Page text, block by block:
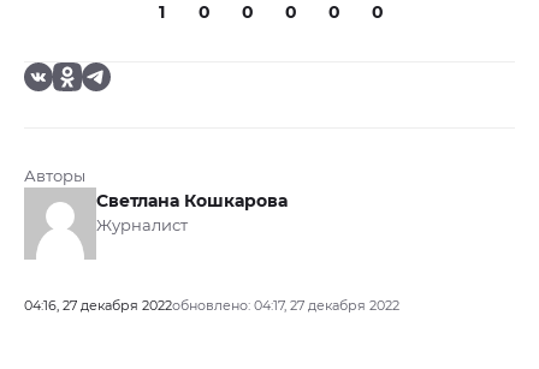
1 0 0 0 0 0
Авторы
Светлана Кошкарова
Журналист
04:16, 27 декабря 2022обновлено: 04:17, 27 декабря 2022